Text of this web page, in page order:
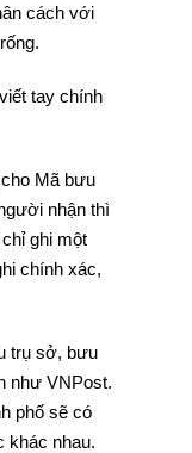
cách với
tay chính
Mã bưu
nhận thì
ghi một
chính xác,
trụ sở, bưu
như VNPost.
phố sẽ có
khác nhau.